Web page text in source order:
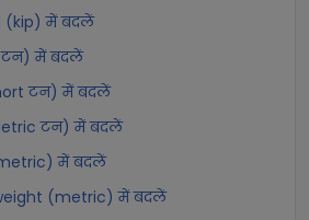
(kip) में बदलें
टन) में बदलें
टन) में बदलें
टन) में बदलें
में बदलें
(metric) में बदलें